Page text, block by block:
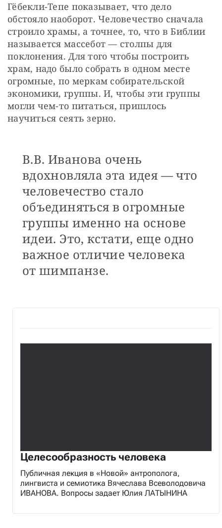
Гёбекли-Тепе показывает, что дело
обстояло наоборот. Человечество сначала
строило храмы, а точнее, то, что в Библии
называется массебот — столпы для
поклонения. Для того чтобы построить
храм, надо было собрать в одном месте
огромные, по меркам собирательской
экономики, группы. И, чтобы эти группы
могли чем-то питаться, пришлось
научиться сеять зерно.
В.В. Иванова очень
вдохновляла эта идея — что
человечество стало
объединяться в огромные
группы именно на основе
идеи. Это, кстати, еще одно
важное отличие человека
от шимпанзе.
Целесообразность человека
Публичная лекция в «Новой» антрополога,
лингвиста и семиотика Вячеслава Всеволодовича
ИВАНОВА. Вопросы задает Юлия ЛАТЫНИНА